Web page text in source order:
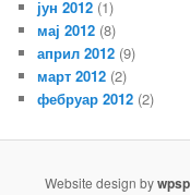
јун 2012 (1)
мај 2012 (8)
април 2012 (9)
март 2012 (2)
фебруар 2012 (2)
Website design by